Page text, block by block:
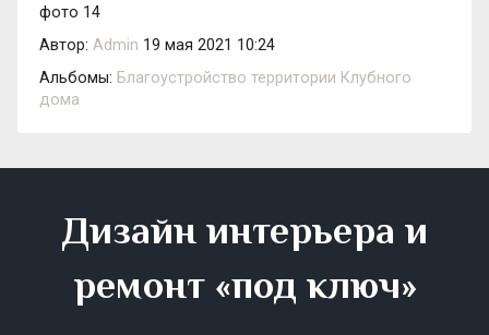
фото 14
Автор: Admin 19 мая 2021 10:24
Альбомы: Благоустройство территории Клубного
дома
Дизайн интерьера и
ремонт «под ключ»